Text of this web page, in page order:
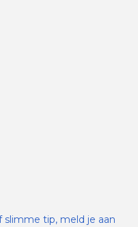
slimme tip, meld je aan